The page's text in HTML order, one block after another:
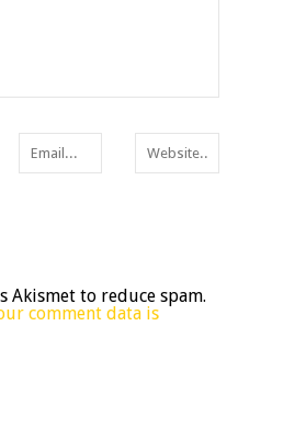
Akismet to reduce spam.
comment data is